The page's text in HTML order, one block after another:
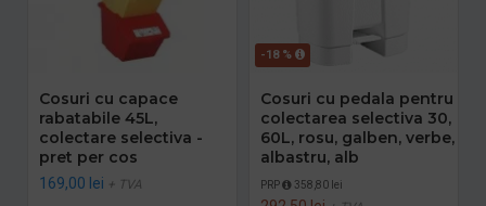
Cosuri cu capace
rabatabile 45L,
colectare selectiva -
pret per cos
169,00 lei + TVA
-18 %
Cosuri cu pedala pentru
colectarea selectiva 30,
60L, rosu, galben, verbe,
albastru, alb
PRP 358,80 lei